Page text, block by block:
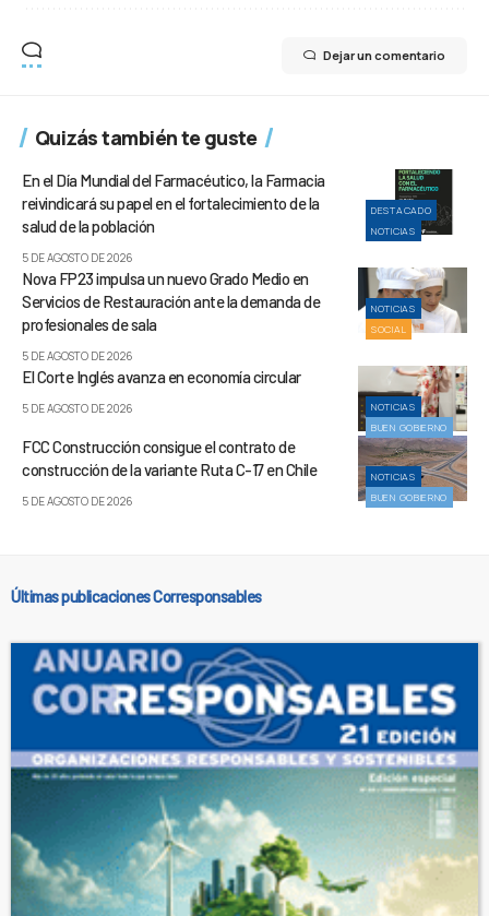
Dejar un comentario
Quizás también te guste
DESTACADO
NOTICIAS
En el Día Mundial del Farmacéutico, la Farmacia
reivindicará su papel en el fortalecimiento de la
salud de la población
5 DE AGOSTO DE 2026
NOTICIAS
SOCIAL
Nova FP23 impulsa un nuevo Grado Medio en
Servicios de Restauración ante la demanda de
profesionales de sala
5 DE AGOSTO DE 2026
NOTICIAS
BUEN GOBIERNO
El Corte Inglés avanza en economía circular
5 DE AGOSTO DE 2026
NOTICIAS
BUEN GOBIERNO
FCC Construcción consigue el contrato de
construcción de la variante Ruta C-17 en Chile
5 DE AGOSTO DE 2026
Últimas publicaciones Corresponsables